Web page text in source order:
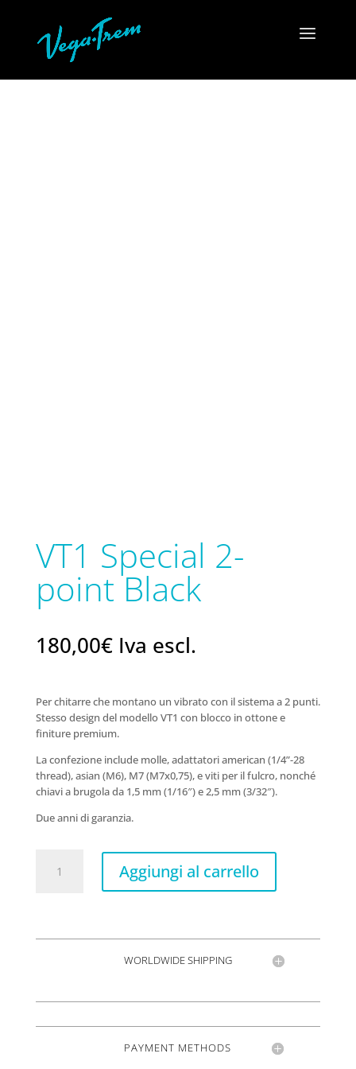
VT1 Special 2-
point Black
180,00€ Iva escl.
Per chitarre che montano un vibrato con il sistema a 2 punti.
Stesso design del modello VT1 con blocco in ottone e
finiture premium.
La confezione include molle, adattatori american (1/4”-28
thread), asian (M6), M7 (M7x0,75), e viti per il fulcro, nonché
chiavi a brugola da 1,5 mm (1/16″) e 2,5 mm (3/32″).
Due anni di garanzia.
Special
Aggiungi al carrello
WORLDWIDE SHIPPING
PAYMENT METHODS